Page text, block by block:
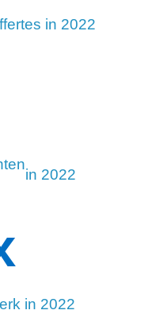
in 2022
in 2022
in 2022